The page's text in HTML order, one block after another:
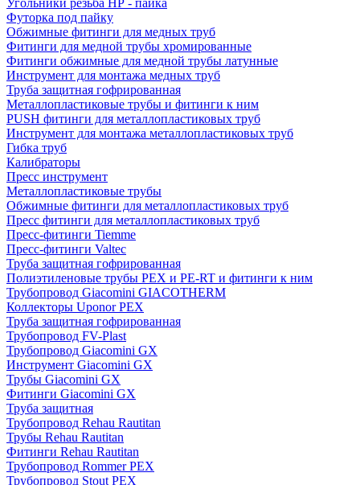
Футорка под пайку
Обжимные фитинги для медных труб
Фитинги для медной трубы хромированные
Фитинги обжимные для медной трубы латунные
Инструмент для монтажа медных труб
Труба защитная гофрированная
Металлопластиковые трубы и фитинги к ним
PUSH фитинги для металлопластиковых труб
Инструмент для монтажа металлопластиковых труб
Гибка труб
Калибраторы
Пресс инструмент
Металлопластиковые трубы
Обжимные фитинги для металлопластиковых труб
Пресс фитинги для металлопластиковых труб
Пресс-фитинги Tiemme
Пресс-фитинги Valtec
Труба защитная гофрированная
Полиэтиленовые трубы PEX и PE-RT и фитинги к ним
Трубопровод Giacomini GIACOTHERM
Коллекторы Uponor PEX
Труба защитная гофрированная
Трубопровод FV-Plast
Трубопровод Giacomini GX
Инструмент Giacomini GX
Трубы Giacomini GX
Фитинги Giacomini GX
Труба защитная
Трубопровод Rehau Rautitan
Трубы Rehau Rautitan
Фитинги Rehau Rautitan
Трубопровод Rommer PEX
Трубопровод Stout PEX